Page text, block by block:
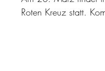
Roten Kreuz statt.